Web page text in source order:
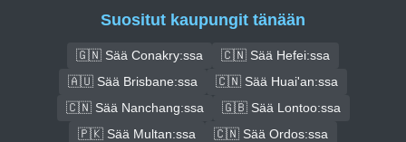
Suositut kaupungit tänään
🇬🇳 Sää Conakry:ssa
🇨🇳 Sää Hefei:ssa
🇦🇺 Sää Brisbane:ssa
🇨🇳 Sää Huai'an:ssa
🇨🇳 Sää Nanchang:ssa
🇬🇧 Sää Lontoo:ssa
🇵🇰 Sää Multan:ssa
🇨🇳 Sää Ordos:ssa